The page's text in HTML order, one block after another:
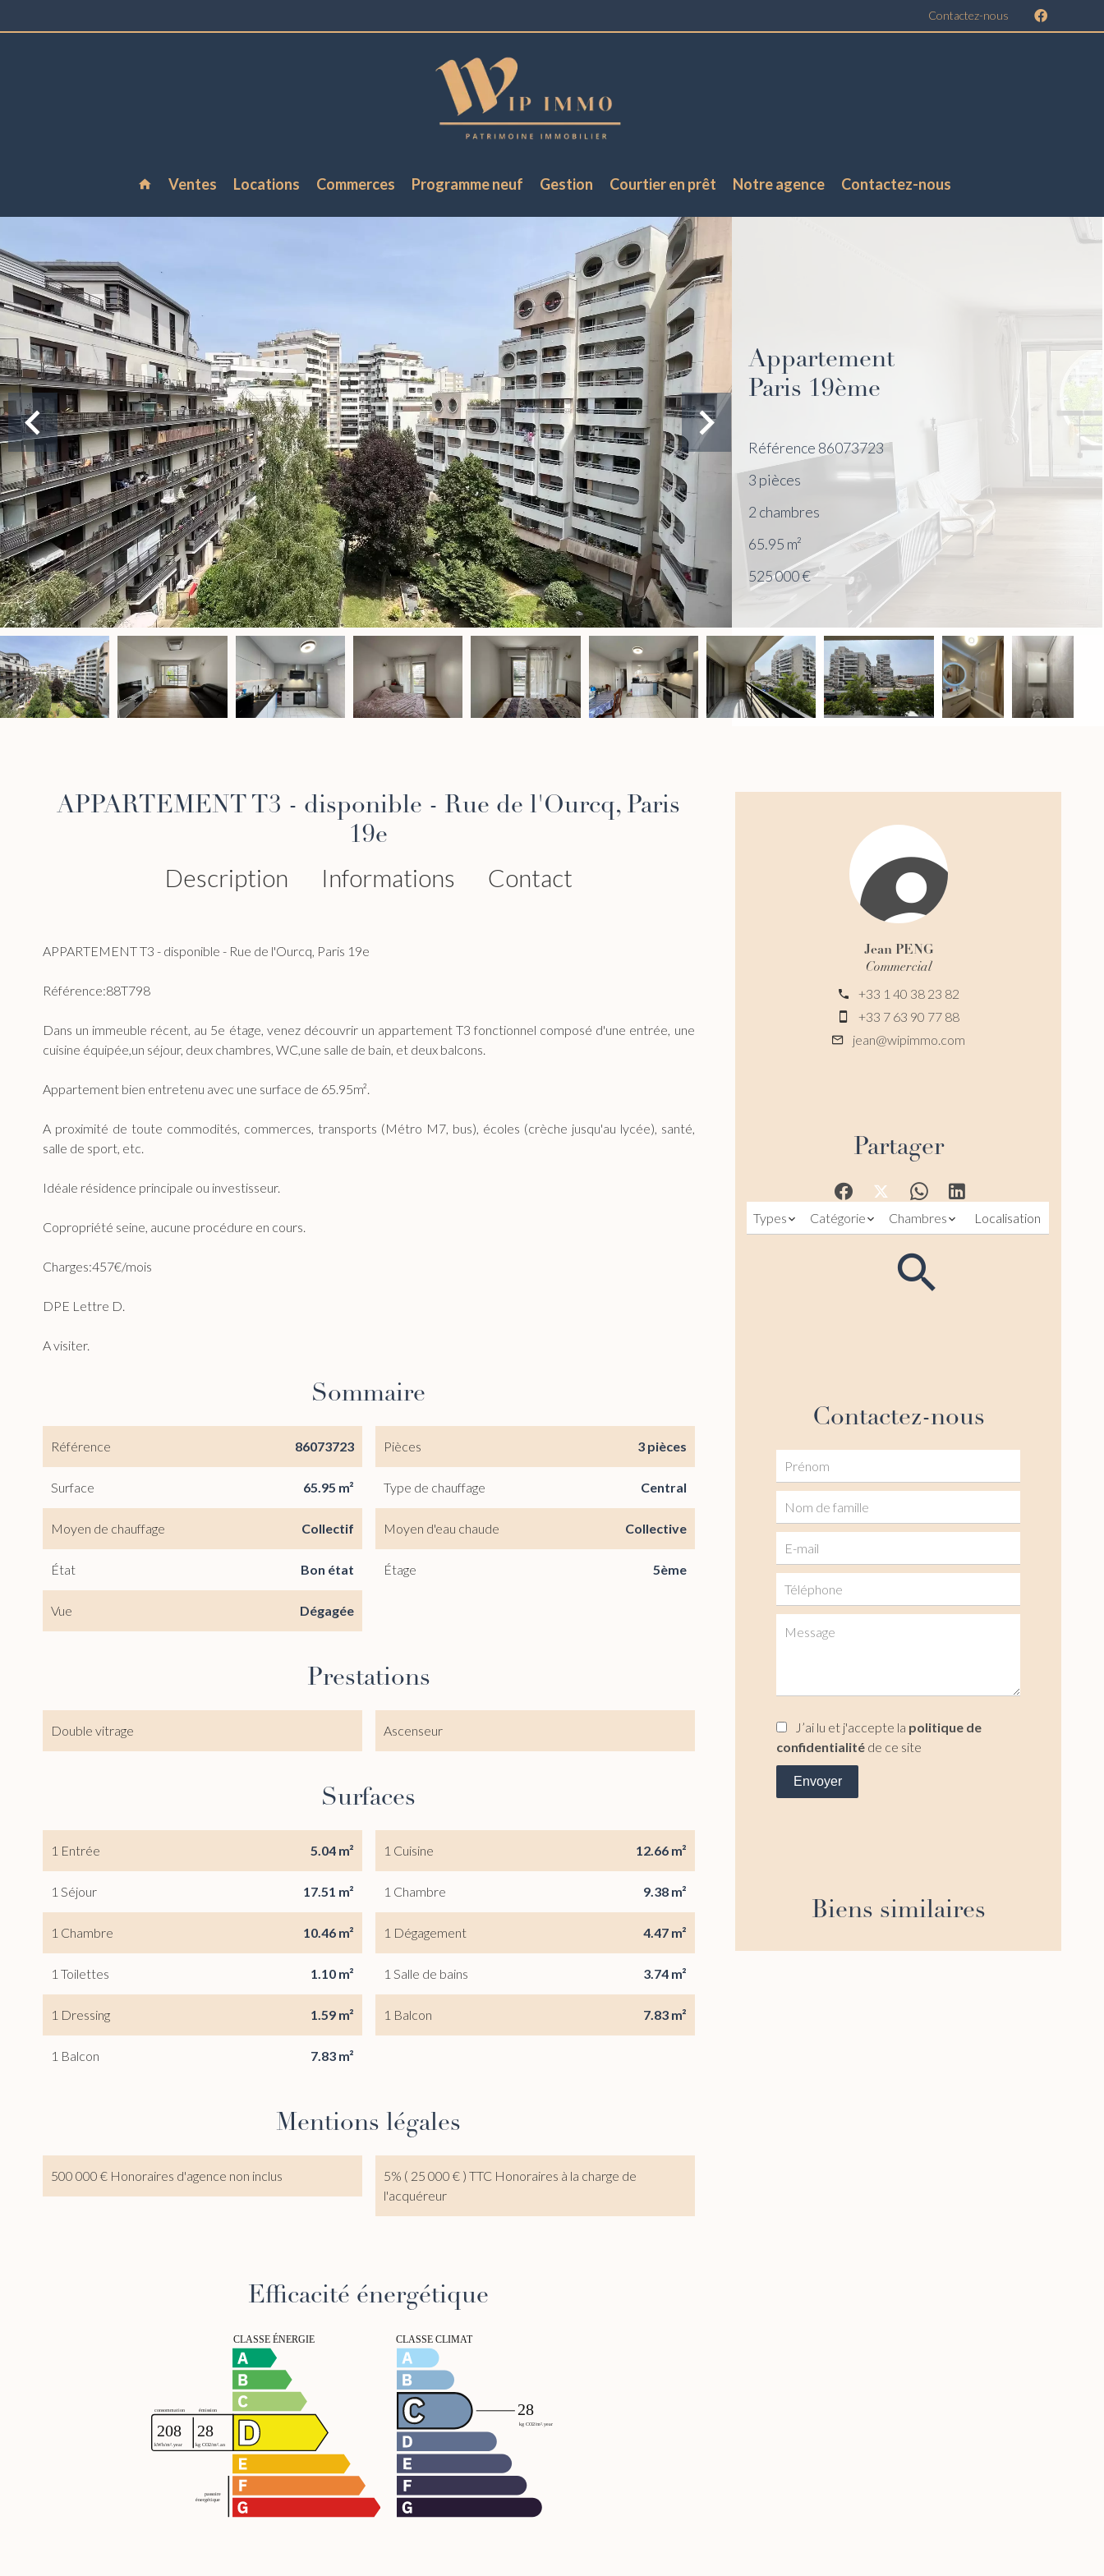
Contactez-nous
Ventes Locations Commerces Programme neuf Gestion Courtier en prêt Notre agence Contactez-nous
Appartement
Paris 19ème
Référence 86073723
3 pièces
2 chambres
65.95 m²
525 000 €
APPARTEMENT T3 - disponible - Rue de l'Ourcq, Paris
19e
Description Informations Contact
APPARTEMENT T3 - disponible - Rue de l'Ourcq, Paris 19e
Référence:88T798
Dans un immeuble récent, au 5e étage, venez découvrir un appartement T3 fonctionnel composé d'une entrée, une
cuisine équipée,un séjour, deux chambres, WC,une salle de bain, et deux balcons.
Appartement bien entretenu avec une surface de 65.95m².
A proximité de toute commodités, commerces, transports (Métro M7, bus), écoles (crèche jusqu'au lycée), santé,
salle de sport, etc.
Idéale résidence principale ou investisseur.
Copropriété seine, aucune procédure en cours.
Charges:457€/mois
DPE Lettre D.
A visiter.
Sommaire
Référence 86073723 Pièces 3 pièces
Surface 65.95 m² Type de chauffage Central
Moyen de chauffage Collectif Moyen d'eau chaude Collective
État Bon état Étage 5ème
Vue Dégagée
Prestations
Double vitrage Ascenseur
Surfaces
1 Entrée 5.04 m² 1 Cuisine 12.66 m²
1 Séjour 17.51 m² 1 Chambre 9.38 m²
1 Chambre 10.46 m² 1 Dégagement 4.47 m²
1 Toilettes 1.10 m² 1 Salle de bains 3.74 m²
1 Dressing 1.59 m² 1 Balcon 7.83 m²
1 Balcon 7.83 m²
Mentions légales
500 000 € Honoraires d'agence non inclus
5% ( 25 000 € ) TTC Honoraires à la charge de
l'acquéreur
Efficacité énergétique
Jean PENG
Commercial
+33 1 40 38 23 82
+33 7 63 90 77 88
jean@wipimmo.com
Partager
Types Catégorie Chambres Localisation
Contactez-nous
J’ai lu et j'accepte la politique de
confidentialité de ce site
Envoyer
Biens similaires